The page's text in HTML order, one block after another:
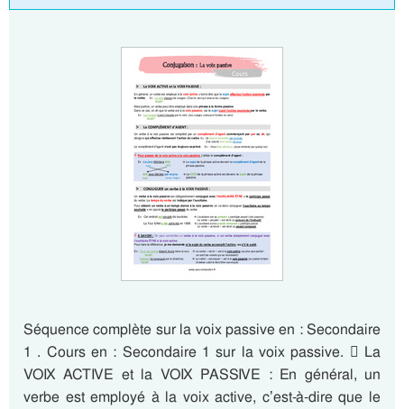
Séquence complète sur la voix passive en : Secondaire
1 . Cours en : Secondaire 1 sur la voix passive.  La
VOIX ACTIVE et la VOIX PASSIVE : En général, un
verbe est employé à la voix active, c’est-à-dire que le